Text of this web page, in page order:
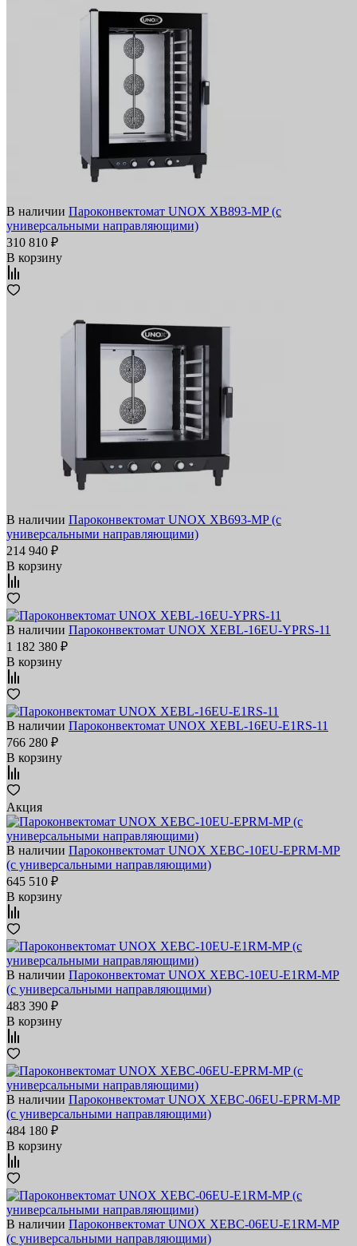
В наличии Пароконвектомат UNOX XB893-MP (с
универсальными направляющими)
310 810 ₽
В корзину
В наличии Пароконвектомат UNOX XB693-MP (с
универсальными направляющими)
214 940 ₽
В корзину
В наличии Пароконвектомат UNOX XEBL-16EU-YPRS-11
1 182 380 ₽
В корзину
В наличии Пароконвектомат UNOX XEBL-16EU-E1RS-11
766 280 ₽
В корзину
Акция
В наличии Пароконвектомат UNOX XEBC-10EU-EPRM-MP
(с универсальными направляющими)
645 510 ₽
В корзину
В наличии Пароконвектомат UNOX XEBC-10EU-E1RM-MP
(с универсальными направляющими)
483 390 ₽
В корзину
В наличии Пароконвектомат UNOX XEBC-06EU-EPRM-MP
(с универсальными направляющими)
484 180 ₽
В корзину
В наличии Пароконвектомат UNOX XEBC-06EU-E1RM-MP
(с универсальными направляющими)